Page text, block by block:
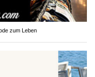
zum Leben